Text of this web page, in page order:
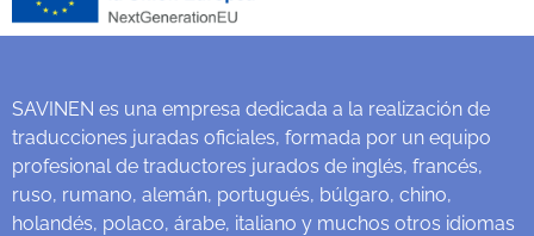
SAVINEN es una empresa dedicada a la realización de
traducciones juradas oficiales, formada por un equipo
profesional de traductores jurados de inglés, francés,
ruso, rumano, alemán, portugués, búlgaro, chino,
holandés, polaco, árabe, italiano y muchos otros idiomas